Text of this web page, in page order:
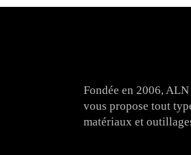
Fondée en 2006,
vous propose tout
matériaux et